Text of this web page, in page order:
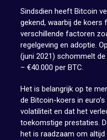
Sindsdien heeft Bitcoin
gekend, waarbij de koers
verschillende factoren
regelgeving en adoptie.
(juni 2021) schommelt
– €40.000 per BTC.
Het is belangrijk op te
de Bitcoin-koers in
volatiliteit en dat het
toekomstige prestaties.
het is raadzaam om